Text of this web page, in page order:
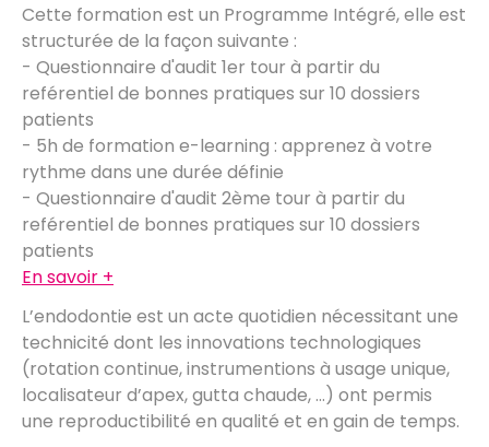
Cette formation est un Programme Intégré, elle est
structurée de la façon suivante :
- Questionnaire d'audit 1er tour à partir du
reférentiel de bonnes pratiques sur 10 dossiers
patients
- 5h de formation e-learning : apprenez à votre
rythme dans une durée définie
- Questionnaire d'audit 2ème tour à partir du
reférentiel de bonnes pratiques sur 10 dossiers
patients
En savoir +
L’endodontie est un acte quotidien nécessitant une
technicité dont les innovations technologiques
(rotation continue, instrumentions à usage unique,
localisateur d’apex, gutta chaude, ...) ont permis
une reproductibilité en qualité et en gain de temps.